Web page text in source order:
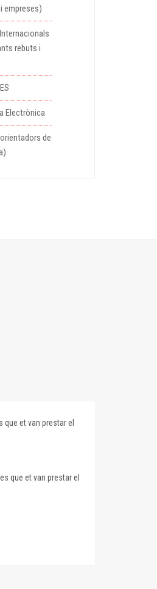
empreses)
rebuts i
Electrònica
de
que et van prestar el
que et van prestar el